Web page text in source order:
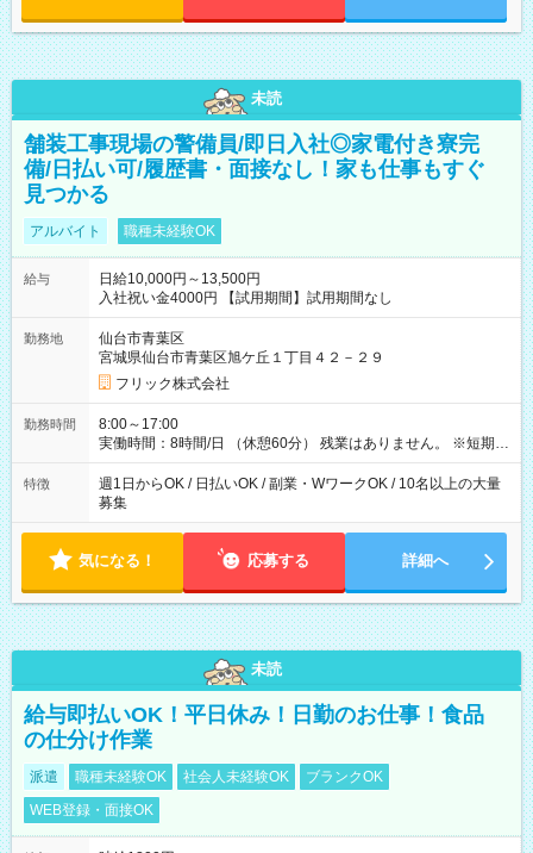
未読
舗装工事現場の警備員/即日入社◎家電付き寮完
備/日払い可/履歴書・面接なし！家も仕事もすぐ
見つかる
アルバイト 職種未経験OK
給与
日給10,000円～13,500円
入社祝い金4000円 【試用期間】試用期間なし
勤務地
仙台市青葉区
宮城県仙台市青葉区旭ケ丘１丁目４２－２９
フリック株式会社
勤務時間
8:00～17:00
実働時間：8時間/日 （休憩60分） 残業はありません。 ※短期の
募集は行っておりません。予めご了承くださいませ。
特徴
週1日からOK / 日払いOK / 副業・WワークOK / 10名以上の大量
募集
気になる！ 応募する 詳細へ
未読
給与即払いOK！平日休み！日勤のお仕事！食品
の仕分け作業
派遣 職種未経験OK 社会人未経験OK
ブランクOK
WEB登録・面接OK